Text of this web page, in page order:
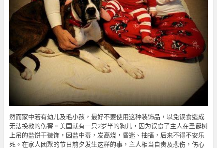
然而家中若有幼儿及毛小孩，最好不要使用这种装饰品，以免误食造成
无法挽救的伤害。美国就有一只2岁半的狗儿，因为误食了主人在圣诞树
上吊的盐饼干装饰，因盐中毒，发高烧，昏迷、抽搐，后来不得不安乐
死。在家人团聚的节日前夕发生这样的事，主人相当自责及悲伤，伤心